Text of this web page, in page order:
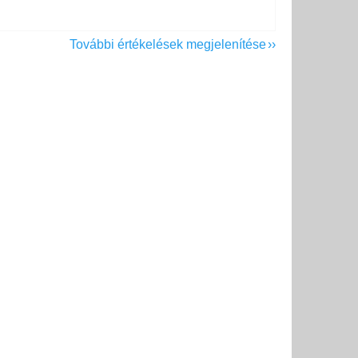
További értékelések megjelenítése